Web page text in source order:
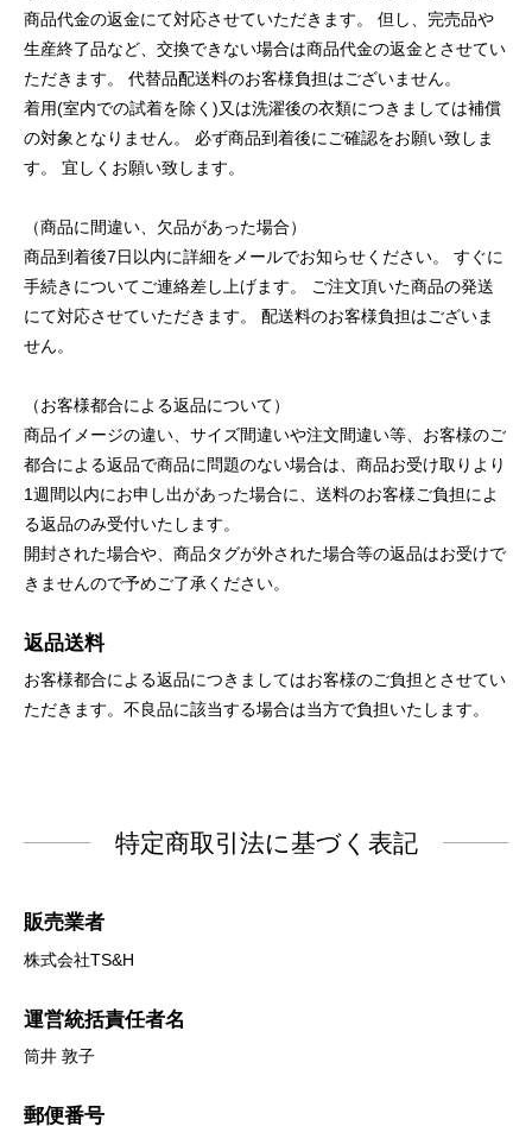
商品代金の返金にて対応させていただきます。 但し、完売品や
生産終了品など、交換できない場合は商品代金の返金とさせてい
ただきます。 代替品配送料のお客様負担はございません。
着用(室内での試着を除く)又は洗濯後の衣類につきましては補償
の対象となりません。 必ず商品到着後にご確認をお願い致しま
す。 宜しくお願い致します。
（商品に間違い、欠品があった場合）
商品到着後7日以内に詳細をメールでお知らせください。 すぐに
手続きについてご連絡差し上げます。 ご注文頂いた商品の発送
にて対応させていただきます。 配送料のお客様負担はございま
せん。
（お客様都合による返品について）
商品イメージの違い、サイズ間違いや注文間違い等、お客様のご
都合による返品で商品に問題のない場合は、商品お受け取りより
1週間以内にお申し出があった場合に、送料のお客様ご負担によ
る返品のみ受付いたします。
開封された場合や、商品タグが外された場合等の返品はお受けで
きませんので予めご了承ください。
返品送料
お客様都合による返品につきましてはお客様のご負担とさせてい
ただきます。不良品に該当する場合は当方で負担いたします。
特定商取引法に基づく表記
販売業者
株式会社TS&H
運営統括責任者名
筒井 敦子
郵便番号